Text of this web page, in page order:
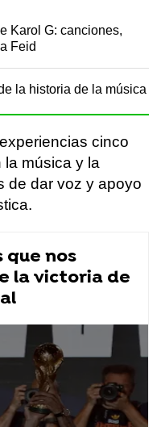
Karol G: canciones,
Feid
la historia de la música
cinco
música y la
de dar voz y apoyo
que nos
la victoria de